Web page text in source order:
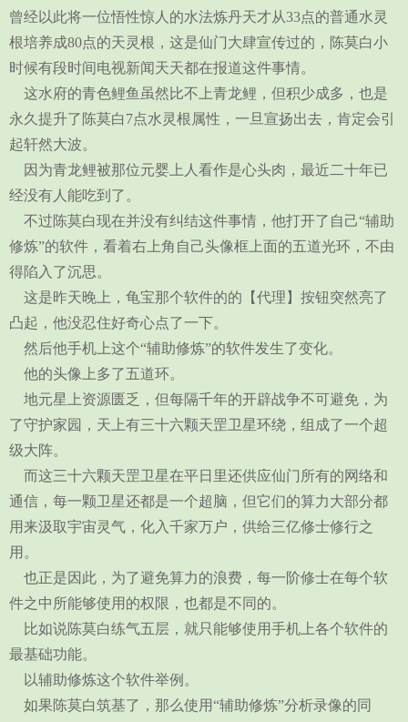
曾经以此将一位悟性惊人的水法炼丹天才从33点的普通水灵
根培养成80点的天灵根，这是仙门大肆宣传过的，陈莫白小
时候有段时间电视新闻天天都在报道这件事情。
这水府的青色鲤鱼虽然比不上青龙鲤，但积少成多，也是
永久提升了陈莫白7点水灵根属性，一旦宣扬出去，肯定会引
起轩然大波。
因为青龙鲤被那位元婴上人看作是心头肉，最近二十年已
经没有人能吃到了。
不过陈莫白现在并没有纠结这件事情，他打开了自己“辅助
修炼”的软件，看着右上角自己头像框上面的五道光环，不由
得陷入了沉思。
这是昨天晚上，龟宝那个软件的的【代理】按钮突然亮了
凸起，他没忍住好奇心点了一下。
然后他手机上这个“辅助修炼”的软件发生了变化。
他的头像上多了五道环。
地元星上资源匮乏，但每隔千年的开辟战争不可避免，为
了守护家园，天上有三十六颗天罡卫星环绕，组成了一个超
级大阵。
而这三十六颗天罡卫星在平日里还供应仙门所有的网络和
通信，每一颗卫星还都是一个超脑，但它们的算力大部分都
用来汲取宇宙灵气，化入千家万户，供给三亿修士修行之
用。
也正是因此，为了避免算力的浪费，每一阶修士在每个软
件之中所能够使用的权限，也都是不同的。
比如说陈莫白练气五层，就只能够使用手机上各个软件的
最基础功能。
以辅助修炼这个软件举例。
如果陈莫白筑基了，那么使用“辅助修炼”分析录像的同